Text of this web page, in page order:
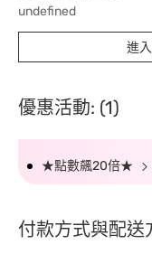
undefined
進
優惠活動: (1)
★點數飆20倍★
付款方式與配送